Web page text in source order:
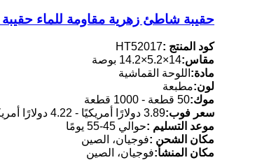
حقيبة شاطئ زهرية مقاومة للماء
كود المنتج :HT52017
مقاس:14×5.2×14.2 بوصة
مادة: اللوحة القماشية
لون:مطبعة
موك:50 قطعة - 1000 قطعة
سعر فوب:3.89 دولارًا أمريكيًا - 4.22 دولارًا أمريكيًا
موعد التسليم :حوالي 45-55 يومًا
مكان الشحن :فوجيان، الصين
مكان المنشأ:فوجيان، الصين